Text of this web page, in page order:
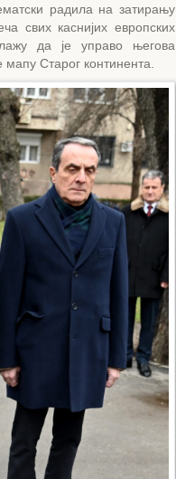
радила на затирању
свих каснијих европских
да је управо његова
Старог континента.